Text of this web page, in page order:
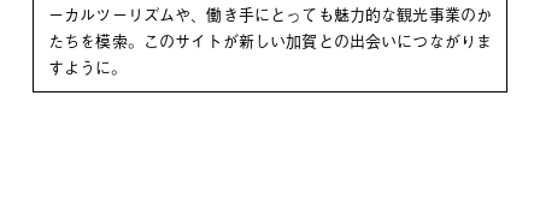
ーカルツーリズムや、働き手にとっても魅力的な観光事業のか
たちを模索。このサイトが新しい加賀との出会いにつながりま
すように。